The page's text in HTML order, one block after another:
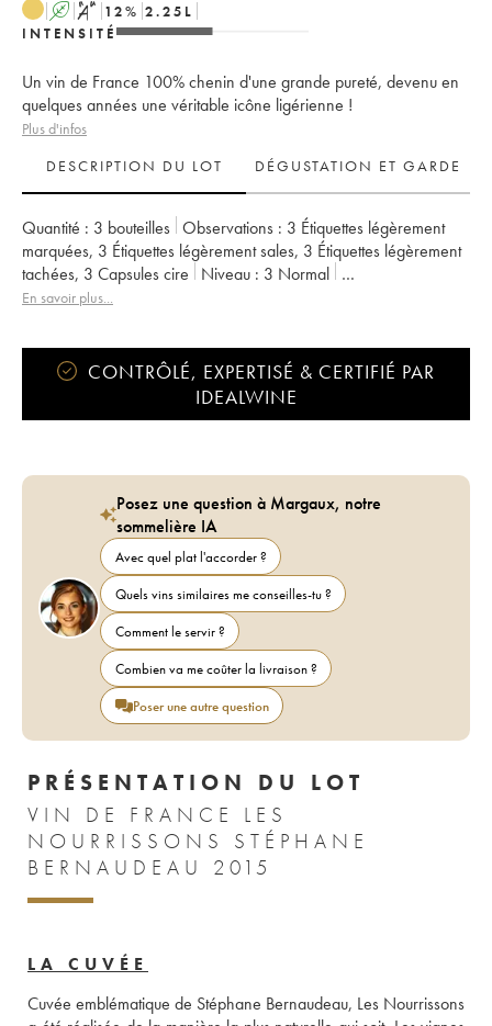
A S 12% 2.25 L
INTENSITÉ
Un vin de France 100% chenin d'une grande pureté, devenu en
quelques années une véritable icône ligérienne !
Plus d'infos
DESCRIPTION DU LOT
DÉGUSTATION ET GARDE
Quantité : 3 bouteilles Observations : 3 Étiquettes légèrement
marquées, 3 Étiquettes légèrement sales, 3 Étiquettes légèrement
tachées, 3 Capsules cire Niveau : 3 Normal
Provenance :
Propriétaire : Stéphane Bernaudeau
En savoir plus...
CONTRÔLÉ, EXPERTISÉ & CERTIFIÉ PAR
IDEALWINE
Posez une question à Margaux, notre
sommelière IA
Avec quel plat l'accorder ?
Quels vins similaires me conseilles-tu ?
Comment le servir ?
Combien va me coûter la livraison ?
Poser une autre question
PRÉSENTATION DU LOT
VIN DE FRANCE LES
NOURRISSONS STÉPHANE
BERNAUDEAU 2015
LA CUVÉE
Cuvée emblématique de Stéphane Bernaudeau, Les Nourrissons